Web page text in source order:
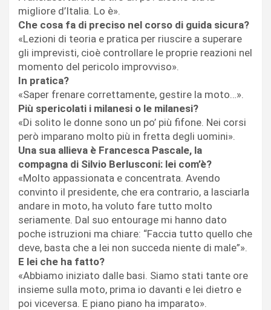
migliore d’Italia. Lo è».
Che cosa fa di preciso nel corso di guida sicura?
«Lezioni di teoria e pratica per riuscire a superare
gli imprevisti, cioè controllare le proprie reazioni nel
momento del pericolo improvviso».
In pratica?
«Saper frenare correttamente, gestire la moto…».
Più spericolati i milanesi o le milanesi?
«Di solito le donne sono un po’ più fifone. Nei corsi
però imparano molto più in fretta degli uomini».
Una sua allieva è Francesca Pascale, la
compagna di Silvio Berlusconi: lei com’è?
«Molto appassionata e concentrata. Avendo
convinto il presidente, che era contrario, a lasciarla
andare in moto, ha voluto fare tutto molto
seriamente. Dal suo entourage mi hanno dato
poche istruzioni ma chiare: “Faccia tutto quello che
deve, basta che a lei non succeda niente di male”».
E lei che ha fatto?
«Abbiamo iniziato dalle basi. Siamo stati tante ore
insieme sulla moto, prima io davanti e lei dietro e
poi viceversa. E piano piano ha imparato».